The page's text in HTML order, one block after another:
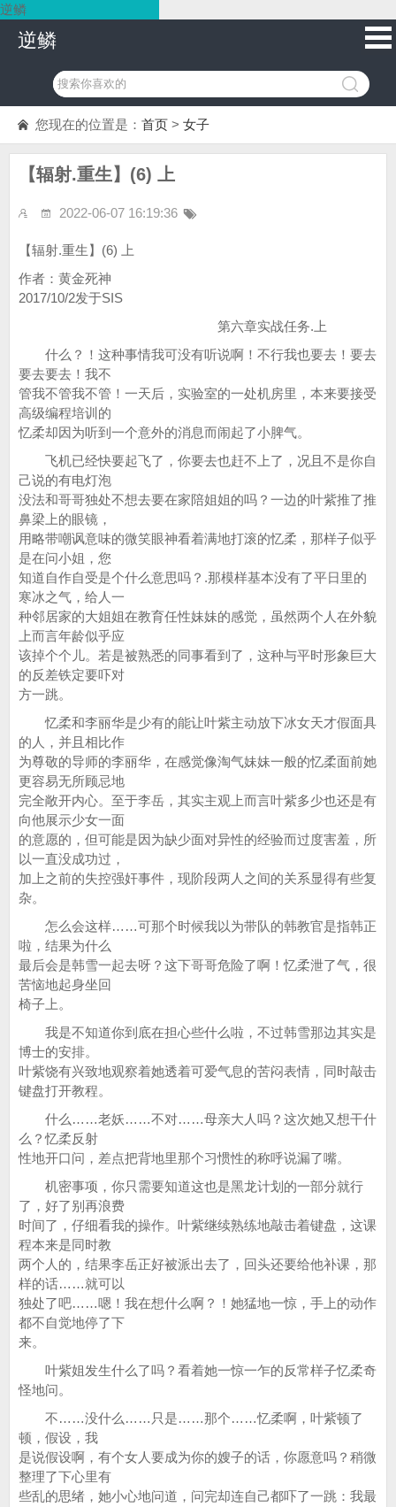
逆鳞
逆鳞
您现在的位置是： 首页 > 女子
【辐射.重生】(6) 上
2022-06-07 16:19:36
【辐射.重生】(6) 上
作者：黄金死神
2017/10/2发于SIS
第六章实战任务.上
什么？！这种事情我可没有听说啊！不行我也要去！要去
要去要去！我不
管我不管我不管！一天后，实验室的一处机房里，本来要接受
高级编程培训的
忆柔却因为听到一个意外的消息而闹起了小脾气。
飞机已经快要起飞了，你要去也赶不上了，况且不是你自
己说的有电灯泡
没法和哥哥独处不想去要在家陪姐姐的吗？一边的叶紫推了推
鼻梁上的眼镜，
用略带嘲讽意味的微笑眼神看着满地打滚的忆柔，那样子似乎
是在问小姐，您
知道自作自受是个什么意思吗？.那模样基本没有了平日里的
寒冰之气，给人一
种邻居家的大姐姐在教育任性妹妹的感觉，虽然两个人在外貌
上而言年龄似乎应
该掉个个儿。若是被熟悉的同事看到了，这种与平时形象巨大
的反差铁定要吓对
方一跳。
忆柔和李丽华是少有的能让叶紫主动放下冰女天才假面具
的人，并且相比作
为尊敬的导师的李丽华，在感觉像淘气妹妹一般的忆柔面前她
更容易无所顾忌地
完全敞开内心。至于李岳，其实主观上而言叶紫多少也还是有
向他展示少女一面
的意愿的，但可能是因为缺少面对异性的经验而过度害羞，所
以一直没成功过，
加上之前的失控强奸事件，现阶段两人之间的关系显得有些复
杂。
怎么会这样……可那个时候我以为带队的韩教官是指韩正
啦，结果为什么
最后会是韩雪一起去呀？这下哥哥危险了啊！忆柔泄了气，很
苦恼地起身坐回
椅子上。
我是不知道你到底在担心些什么啦，不过韩雪那边其实是
博士的安排。
叶紫饶有兴致地观察着她透着可爱气息的苦闷表情，同时敲击
键盘打开教程。
什么……老妖……不对……母亲大人吗？这次她又想干什
么？忆柔反射
性地开口问，差点把背地里那个习惯性的称呼说漏了嘴。
机密事项，你只需要知道这也是黑龙计划的一部分就行
了，好了别再浪费
时间了，仔细看我的操作。叶紫继续熟练地敲击着键盘，这课
程本来是同时教
两个人的，结果李岳正好被派出去了，回头还要给他补课，那
样的话……就可以
独处了吧……嗯！我在想什么啊？！她猛地一惊，手上的动作
都不自觉地停了下
来。
叶紫姐发生什么了吗？看着她一惊一乍的反常样子忆柔奇
怪地问。
不……没什么……只是……那个……忆柔啊，叶紫顿了
顿，假设，我
是说假设啊，有个女人要成为你的嫂子的话，你愿意吗？稍微
整理了下心里有
些乱的思绪，她小心地问道，问完却连自己都吓了一跳：我最